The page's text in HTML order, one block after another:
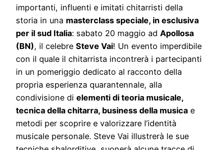
importanti, influenti e imitati chitarristi della
storia in una masterclass speciale, in esclusiva
per il sud Italia: sabato 20 maggio ad Apollosa
(BN), il celebre Steve Vai! Un evento imperdibile
con il quale il chitarrista incontrerà i partecipanti
in un pomeriggio dedicato al racconto della
propria esperienza quarantennale, alla
condivisione di elementi di teoria musicale,
tecnica della chitarra, business della musica e
metodi per scoprire e valorizzare l’identità
musicale personale. Steve Vai illustrerà le sue